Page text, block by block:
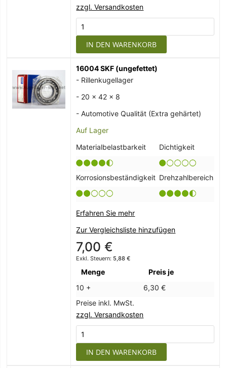
zzgl. Versandkosten
IN DEN WARENKORB
16004 SKF (ungefettet)
- Rillenkugellager
- 20 x 42 x 8
- Automotive Qualität (Extra gehärtet)
Auf Lager
Materialbelastbarkeit
Dichtigkeit
Korrosionsbeständigkeit Drehzahlbereich
Erfahren Sie mehr
Zur Vergleichsliste hinzufügen
7,00 €
5,88 €
Menge
Preis je
10 +
6,30 €
Preise inkl. MwSt.
zzgl. Versandkosten
IN DEN WARENKORB